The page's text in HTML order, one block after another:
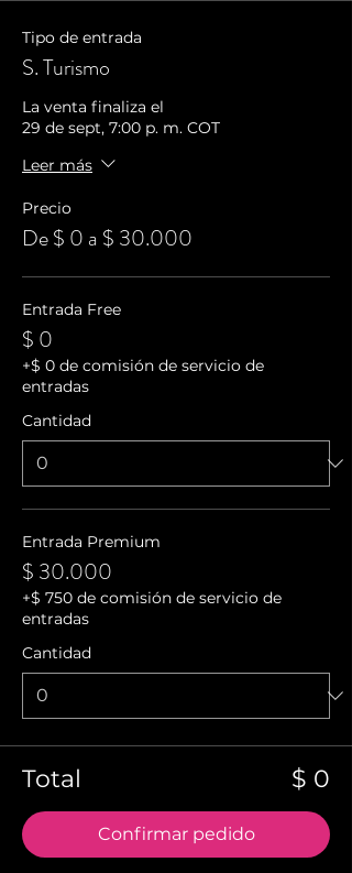
Tipo de entrada
S. Turismo
La venta finaliza el
29 de sept, 7:00 p. m. COT
Leer más
Precio
De $ 0 a $ 30.000
Entrada Free
$ 0
+$ 0 de comisión de servicio de
entradas
Cantidad
Entrada Premium
$ 30.000
+$ 750 de comisión de servicio de
entradas
Cantidad
Total $ 0
Confirmar pedido